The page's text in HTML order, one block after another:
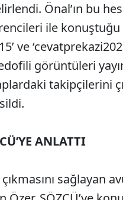
Önal’ın bu
ile konuştuğu
ve
görüntüleri
takipçilerini
ANLATTI
sağlayan